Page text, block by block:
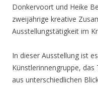
Donkervoort und Heike
zweijährige kreative
Ausstellungstätigkeit im
In dieser Ausstellung ist
Künstlerinnengruppe, das
aus unterschiedlichen